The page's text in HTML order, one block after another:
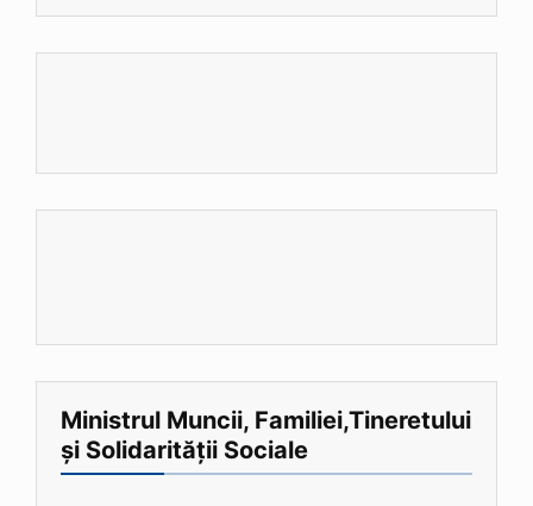
Ministrul Muncii, Familiei,Tineretului
și Solidarității Sociale